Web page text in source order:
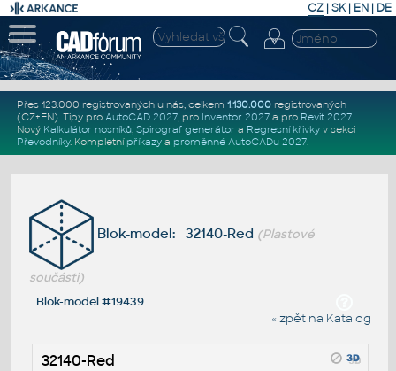
CZ | SK| EN | DE
Přes 123.000 registrovaných u nás, celkem 1.130.000registrovaných
(CZ+EN). Tipy pro AutoCAD 2027, pro Inventor 2027a pro Revit 2027.
Nový Kalkulátor nosníků, Spirograf generátor a Regresní křivkyv sekci
Převodníky. Kompletní příkazya proměnné AutoCADu 2027.
Blok-model: 32140-Red (Plastové
součásti)
Blok-model #19439
« zpět na Katalog
32140-Red